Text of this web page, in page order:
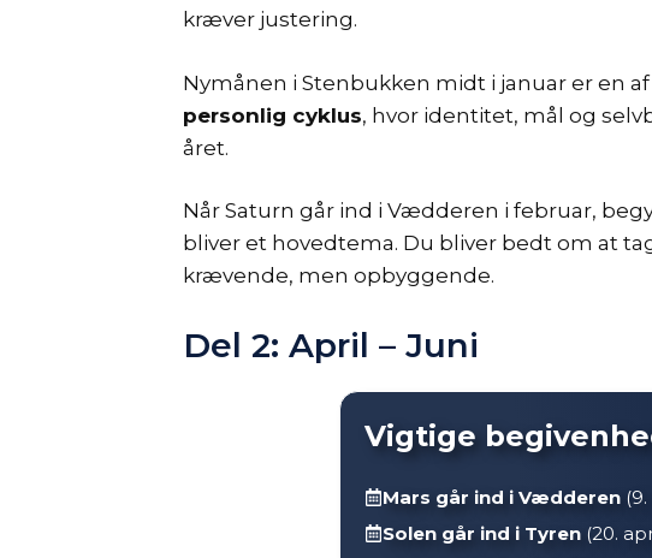
kræver justering.
Nymånen i Stenbukken midt i januar er en
personlig cyklus, hvor identitet, mål og
året.
Når Saturn går ind i Vædderen i februar,
bliver et hovedtema. Du bliver bedt om at
krævende, men opbyggende.
Del 2: April – Juni
Vigtige
Mars går ind i Vædderen
Solen går ind i Tyren (20.